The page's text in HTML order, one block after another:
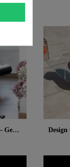
Design Bank MW04 – Gegossene PMMA Wände, Schaumstoffsitz